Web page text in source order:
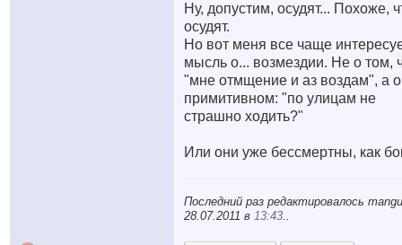
Ну, допустим, осудят... Похоже,
осудят.
Но вот меня все чаще
мысль о... возмездии. Не о том,
"мне отмщение и аз воздам", а о
примитивном: "по улицам не
страшно ходить?"
Или они уже бессмертны, как
Последний раз редактировалось
28.07.2011 в 13:43..